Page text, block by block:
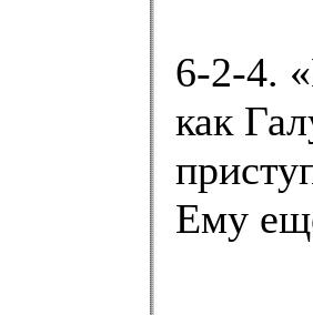
6-2-4.
как
Ему